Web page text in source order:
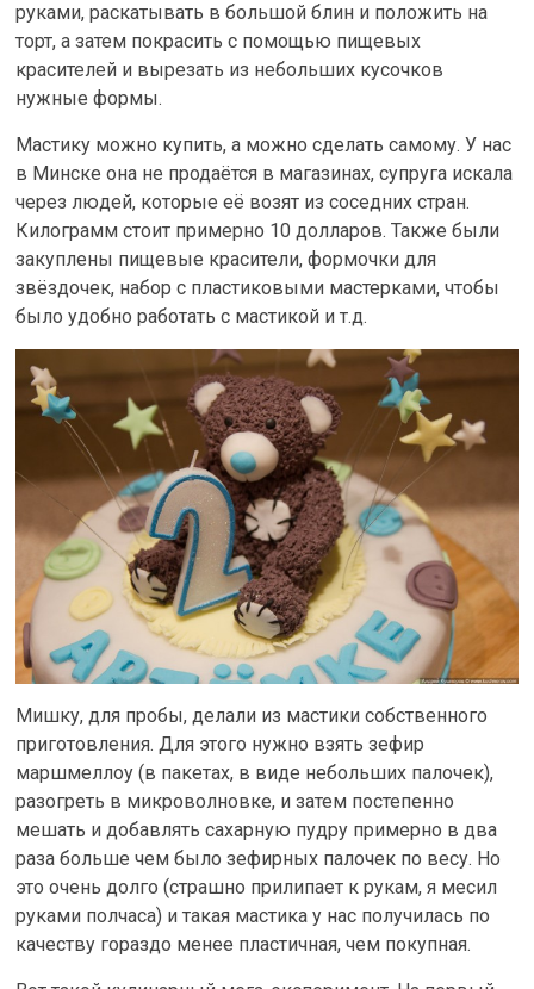
руками, раскатывать в большой блин и положить на
торт, а затем покрасить с помощью пищевых
красителей и вырезать из небольших кусочков
нужные формы.
Мастику можно купить, а можно сделать самому. У нас
в Минске она не продаётся в магазинах, супруга искала
через людей, которые её возят из соседних стран.
Килограмм стоит примерно 10 долларов. Также были
закуплены пищевые красители, формочки для
звёздочек, набор с пластиковыми мастерками, чтобы
было удобно работать с мастикой и т.д.
Мишку, для пробы, делали из мастики собственного
приготовления. Для этого нужно взять зефир
маршмеллоу (в пакетах, в виде небольших палочек),
разогреть в микроволновке, и затем постепенно
мешать и добавлять сахарную пудру примерно в два
раза больше чем было зефирных палочек по весу. Но
это очень долго (страшно прилипает к рукам, я месил
руками полчаса) и такая мастика у нас получилась по
качеству гораздо менее пластичная, чем покупная.